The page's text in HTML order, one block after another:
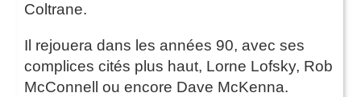
Coltrane.
Il rejouera dans les années 90, avec ses
complices cités plus haut, Lorne Lofsky, Rob
McConnell ou encore Dave McKenna.